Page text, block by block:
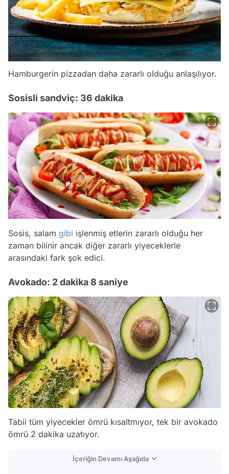
Hamburgerin pizzadan daha zararlı olduğu anlaşılıyor.
Sosisli sandviç: 36 dakika
Sosis, salam gibi işlenmiş etlerin zararlı olduğu her
zaman bilinir ancak diğer zararlı yiyeceklerle
arasındaki fark şok edici.
Avokado: 2 dakika 8 saniye
Tabii tüm yiyecekler ömrü kısaltmıyor, tek bir avokado
ömrü 2 dakika uzatıyor.
İçeriğin Devamı Aşağıda